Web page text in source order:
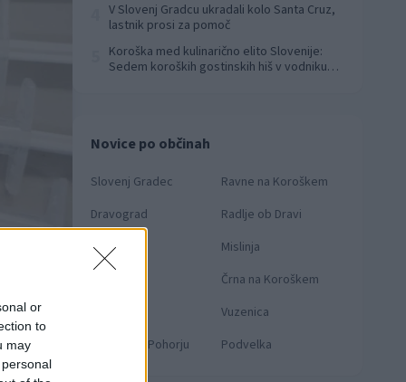
or
to
may
V Slovenj Gradcu ukradali kolo Santa Cruz,
lastnik prosi za pomoč
Koroška med kulinarično elito Slovenije:
Sedem koroških gostinskih hiš v vodniku
Novice po občinah
Slovenj Gradec
Ravne na Koroškem
Dravograd
Radlje ob Dravi
Prevalje
Mislinja
Črna na Koroškem
Vuzenica
Ribnica na Pohorju
Podvelka